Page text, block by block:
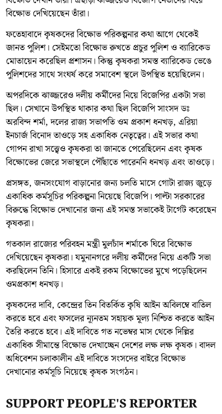
বিক্ষোভ দেখিয়েছেন তাঁরা।
ফতেহাবাদে কৃষকদের বিক্ষোভ পরিকল্পনার কথা আগে থেকেই
জানত পুলিশ। সেইমতো বিক্ষোভ রুখতে প্রচুর পুলিশ ও ব‍্যারিকেড
মোতায়েন করেছিল প্রশাসন। কিন্তু কৃষকরা সমস্ত ব‍্যারিকেড ভেঙে
পুলিশদের সাথে সংঘর্ষ করে সমাবেশ স্থলে উপস্থিত হয়েছিলেন।
অপরদিকে ঝাজ্জরেও দলীয় কর্মীদের নিয়ে বিজেপির একটা সভা
ছিল। সেখানে উপস্থিত থাকার কথা ছিল বিজেপি সাংসদ ডঃ
অরবিন্দ শর্মা, দলের রাজ‍্য সভাপতি ওম প্রকাশ ধনখড়, এরিয়া
ইনচার্জ বিনোদ তাওড়ে সহ একাধিক নেতৃত্বের‌। এই সভার কথা
গোপন রাখা সত্ত্বেও কৃষকরা তা জানতে পেরেছিলেন এবং কৃষক
বিক্ষোভের জেরে সভাস্থলে পৌঁছাতে পারেননি ধনখড় এবং তাওড়ে।
প্রসঙ্গত, জনসংযোগ বাড়ানোর জন্য চলতি মাসে গোটা রাজ‍্য জুড়ে
একাধিক কর্মসূচির পরিকল্পনা নিয়েছে বিজেপি। পাল্টা সরকারের
বিরুদ্ধে বিক্ষোভ দেখানোর জন্য এই সমস্ত সভাকেই টার্গেট করেছেন
কৃষকরা।
গতকাল রাজ‍্যের পরিবহন মন্ত্রী মুলচাঁদ শর্মাকে ঘিরে বিক্ষোভ
দেখিয়েছেন কৃষকরা। যমুনানগরে দলীয় কর্মীদের নিয়ে একটি সভা
করছিলেন তিনি। হিসারে একই রকম বিক্ষোভের মুখে পড়েছিলেন
ওমপ্রকাশ ধনখড়।
কৃষকদের দাবি, কেন্দ্রের তিন বিতর্কিত কৃষি আইন অবিলম্বে বাতিল
করতে হবে এবং ফসলের ন‍্যূনতম সহায়ক মূল্য নিশ্চিত করতে আইন
তৈরি করতে হবে। এই দাবিতে গত নভেম্বর মাস থেকে দিল্লির
একাধিক সীমান্তে বিক্ষোভ দেখাচ্ছেন দেশের লক্ষ লক্ষ কৃষক। বাদল
অধিবেশন চলাকালীন এই দাবিতে সংসদের বাইরে বিক্ষোভ
দেখানোর কর্মসূচি নিয়েছে কৃষক সংগঠন।
SUPPORT PEOPLE'S REPORTER